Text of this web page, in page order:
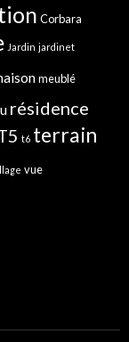
Corbara
Jardin jardinet
meublé
résidence
t6 terrain
vue